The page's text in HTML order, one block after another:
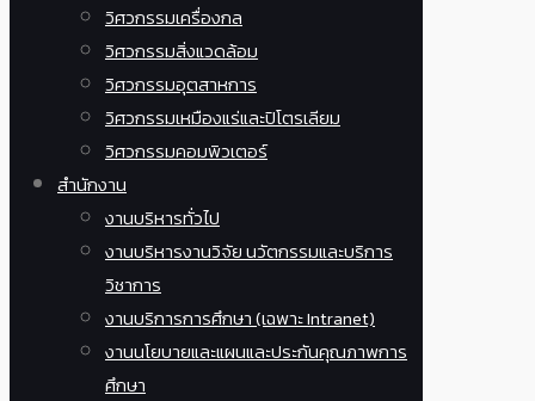
วิศวกรรมเครื่องกล
วิศวกรรมสิ่งแวดล้อม
วิศวกรรมอุตสาหการ
วิศวกรรมเหมืองแร่และปิโตรเลียม
วิศวกรรมคอมพิวเตอร์
สำนักงาน
งานบริหารทั่วไป
งานบริหารงานวิจัย นวัตกรรมและบริการ
วิชาการ
งานบริการการศึกษา (เฉพาะ Intranet)
งานนโยบายและแผนและประกันคุณภาพการ
ศึกษา